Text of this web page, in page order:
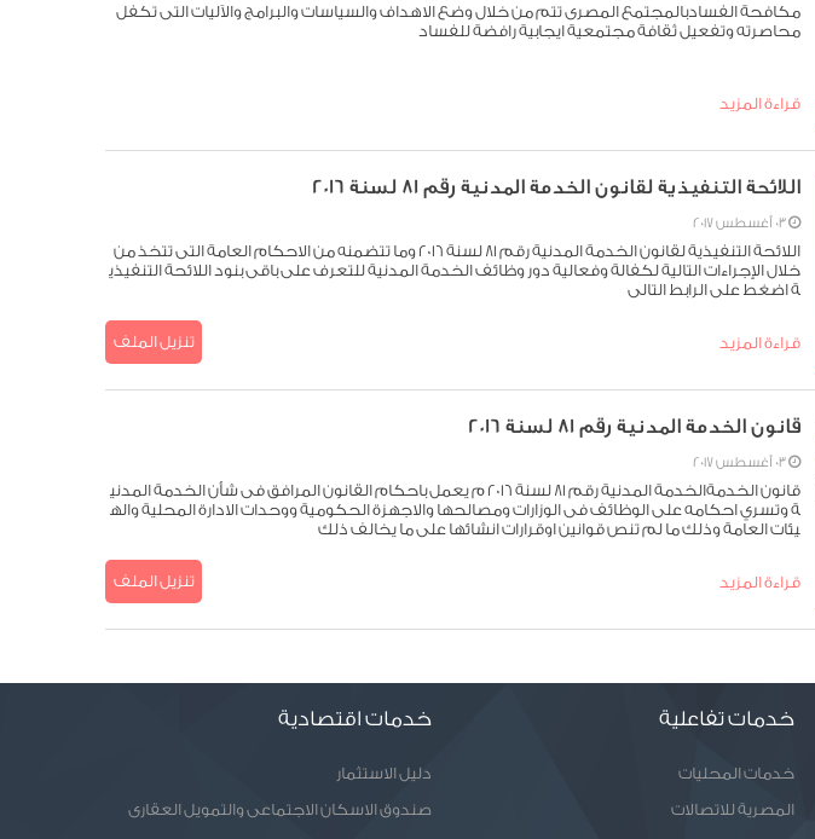
مكافحة الفسادبالمجتمع المصرى تتم من خلال وضع الاهداف والسياسات والبرامج والآليات التى تكفل
محاصرته وتفعيل ثقافة مجتمعية ايجابية رافضة للفساد
قراءة المزيد
اللائحة التنفيذية لقانون الخدمة المدنية رقم 81 لسنة 2016
اللائحة التنفيذية لقانون الخدمة المدنية رقم 81 لسنة 2016 وما تتضمنه من الاحكام العامة التى تتخذ من
خلال الإجراءات التالية لكفالة وفعالية دور وظائف الخدمة المدنية للتعرف على باقى بنود اللائحة التنفيذي
ة اضغط على الرابط التالى
قراءة المزيد تنزيل الملف
قانون الخدمة المدنية رقم 81 لسنة 2016
قانون الخدمةالخدمة المدنية رقم 81 لسنة 2016 م يعمل باحكام القانون المرافق فى شأن الخدمة المدني
ة وتسري احكامه على الوظائف فى الوزارات ومصالحها والاجهزة الحكومية ووحدات الادارة المحلية واله
يئات العامة وذلك ما لم تنص قوانين اوقرارات انشائها على ما يخالف ذلك
قراءة المزيد تنزيل الملف
خدمات تفاعلية
خدمات المحليات
المصرية للاتصالات
خدمات اقتصادية
دليل الاستثمار
صندوق الاسكان الاجتماعى والتمويل العقارى